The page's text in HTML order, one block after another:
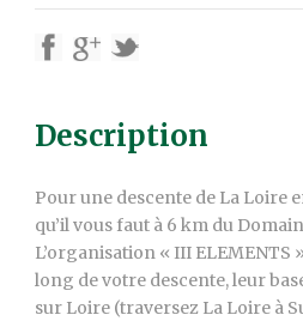
Description
Pour une descente de La Loire
qu’il vous faut à 6 km du
L’organisation « III ELEMENTS
long de votre descente, leur
sur Loire (traversez La Loire à